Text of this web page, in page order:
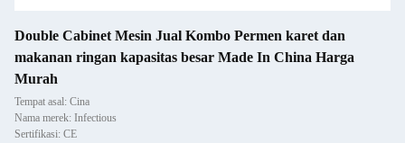
Double Cabinet Mesin Jual Kombo Permen karet dan
makanan ringan kapasitas besar Made In China Harga
Murah
Tempat asal: Cina
Nama merek: Infectious
Sertifikasi: CE